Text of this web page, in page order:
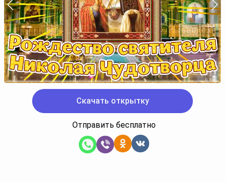
Скачать открытку
Отправить бесплатно